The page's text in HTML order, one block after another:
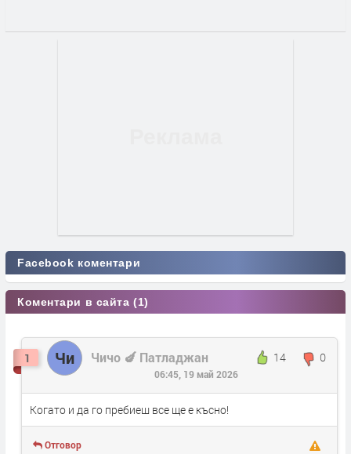
Facebook коментари
Коментари в сайта (1)
1 Чи Чичо 🍆 Патладжан 14 0
06:45, 19 май 2026
Когато и да го пребиеш все ще е късно!
Отговор